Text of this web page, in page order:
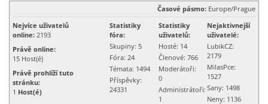
Časové pásmo: Europe/Prague
Nejvíce uživatelů
online: 2193
Právě online:
15 Host(é)
Právě prohlíží tuto
stránku:
1 Host(é)
Nejaktivnejší
uživatelé:
LubikCZ:
2179
MilasPce:
1527
Sany: 1498
Neny: 1136
Statistiky
uživatelů:
Hosté: 14
Členové: 766
Moderátoři:
0
Administrátoři:
1
Statistiky
fóra:
Skupiny: 5
Fóra: 24
Témata: 1494
Příspěvky:
24331